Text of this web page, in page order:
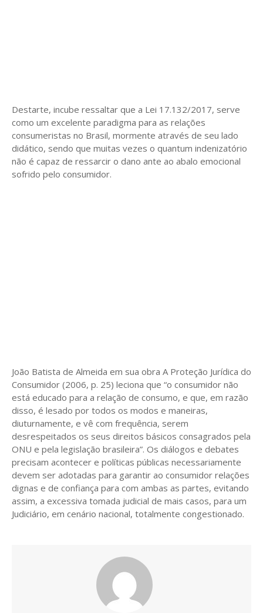
Destarte, incube ressaltar que a Lei 17.132/2017, serve
como um excelente paradigma para as relações
consumeristas no Brasil, mormente através de seu lado
didático, sendo que muitas vezes o quantum indenizatório
não é capaz de ressarcir o dano ante ao abalo emocional
sofrido pelo consumidor.
João Batista de Almeida em sua obra A Proteção Jurídica do
Consumidor (2006, p. 25) leciona que “o consumidor não
está educado para a relação de consumo, e que, em razão
disso, é lesado por todos os modos e maneiras,
diuturnamente, e vê com frequência, serem
desrespeitados os seus direitos básicos consagrados pela
ONU e pela legislação brasileira”. Os diálogos e debates
precisam acontecer e políticas públicas necessariamente
devem ser adotadas para garantir ao consumidor relações
dignas e de confiança para com ambas as partes, evitando
assim, a excessiva tomada judicial de mais casos, para um
Judiciário, em cenário nacional, totalmente congestionado.